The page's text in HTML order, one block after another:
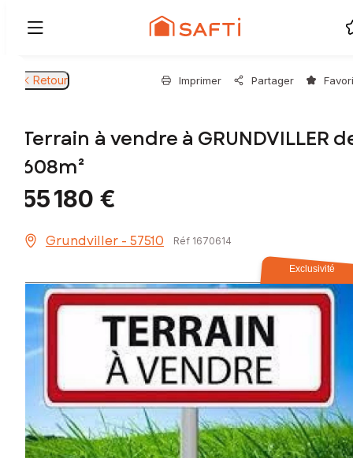
Retour Imprimer Partager
Terrain à vendre à GRUNDVILLER
608m²
55 180 €
Grundviller - 57510 Réf 1670614
Exclusivité